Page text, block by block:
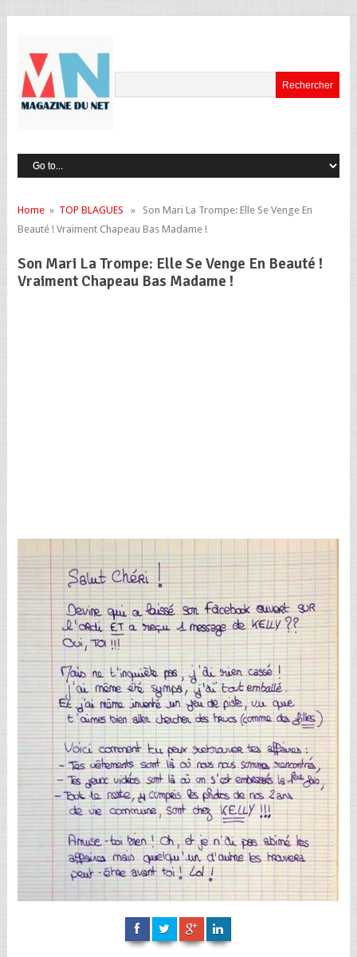
Home» TOP BLAGUES » Son Mari La Trompe: Elle Se Venge En
Beauté ! Vraiment Chapeau Bas Madame !
Son Mari La Trompe: Elle Se Venge En Beauté !
Vraiment Chapeau Bas Madame !